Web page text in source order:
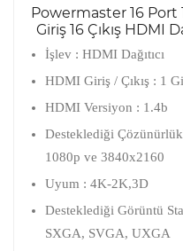
Powermaster 16 Port
Giriş 16 Çıkış HDMI
İşlev : HDMI Dağıtıcı
HDMI Giriş / Çıkış : 1
HDMI Versiyon : 1.4b
Desteklediği
1080p ve 3840x2160
Uyum : 4K-2K,3D
Desteklediği Görüntü
SXGA, SVGA, UXGA